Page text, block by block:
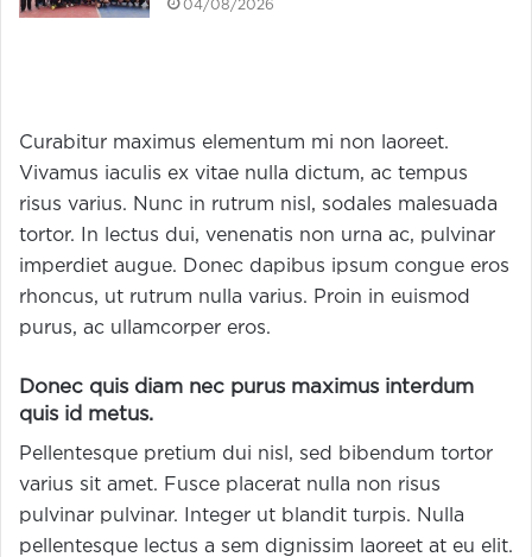
04/08/2026
Curabitur maximus elementum mi non laoreet.
Vivamus iaculis ex vitae nulla dictum, ac tempus
risus varius. Nunc in rutrum nisl, sodales malesuada
tortor. In lectus dui, venenatis non urna ac, pulvinar
imperdiet augue. Donec dapibus ipsum congue eros
rhoncus, ut rutrum nulla varius. Proin in euismod
purus, ac ullamcorper eros.
Donec quis diam nec purus maximus interdum
quis id metus.
Pellentesque pretium dui nisl, sed bibendum tortor
varius sit amet. Fusce placerat nulla non risus
pulvinar pulvinar. Integer ut blandit turpis. Nulla
pellentesque lectus a sem dignissim laoreet at eu elit.